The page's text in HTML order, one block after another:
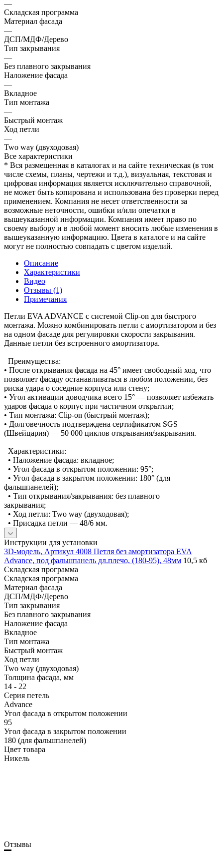
—
Складская программа
Материал фасада
—
ДСП/МДФ/Дерево
Тип закрывания
—
Без плавного закрывания
Наложение фасада
—
Вкладное
Тип монтажа
—
Быстрый монтаж
Ход петли
—
Two way (двуходовая)
Все характеристики
* Вся размещенная в каталогах и на сайте техническая (в том
числе схемы, планы, чертежи и т.д.), визуальная, текстовая и
цифровая информация является исключительно справочной,
не может быть копирована и использована без проверки перед
применением. Компания не несет ответственности за
возможные неточности, ошибки и/или опечатки в
вышеуказанной информации. Компания имеет право по
своему выбору и в любой момент вносить любые изменения в
вышеуказанную информацию. Цвета в каталоге и на сайте
могут не полностью совпадать с цветом изделий.
Описание
Характеристики
Видео
Отзывы (1)
Примечания
Петли EVA ADVANCE с системой Clip-on для быстрого
монтажа. Можно комбинировать петли с амортизатором и без
на одном фасаде для регулировки скорости закрывания.
Данные петли без встроенного амортизатора.
Преимущества:
• После открывания фасада на 45° имеет свободный ход, что
позволяет фасаду останавливаться в любом положении, без
риска удара о соседние корпуса или стену;
• Угол активации доводчика всего 15° — позволяет избежать
ударов фасада о корпус при частичном открытии;
• Тип монтажа: Clip-on (быстрый монтаж);
• Долговечность подтверждена сертификатом SGS
(Швейцария) — 50 000 циклов открывания/закрывания.
Характеристики:
• Наложение фасада: вкладное;
• Угол фасада в открытом положении: 95°;
• Угол фасада в закрытом положении: 180° (для
фальшпанелей);
• Тип открывания/закрывания: без плавного
закрывания;
• Ход петли: Two way (двуходовая);
• Присадка петли — 48/6 мм.
Инструкции для установки
3D-модель, Артикул 4008 Петля без амортизатора EVA
Advance, под фальшпанель дл.плечо, (180-95), 48мм 10,5 кб
Складская программа
Складская программа
Материал фасада
ДСП/МДФ/Дерево
Тип закрывания
Без плавного закрывания
Наложение фасада
Вкладное
Тип монтажа
Быстрый монтаж
Ход петли
Two way (двуходовая)
Толщина фасада, мм
14 - 22
Серия петель
Advance
Угол фасада в открытом положении
95
Угол фасада в закрытом положении
180 (для фальшпанелей)
Цвет товара
Никель
Отзывы